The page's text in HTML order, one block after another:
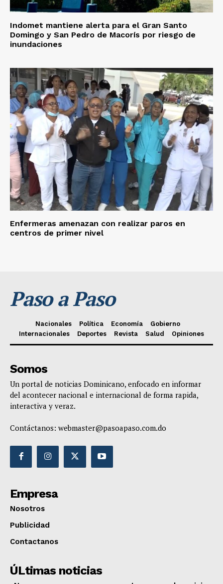
Indomet mantiene alerta para el Gran Santo
Domingo y San Pedro de Macorís por riesgo de
inundaciones
Enfermeras amenazan con realizar paros en
centros de primer nivel
Paso a Paso
Nacionales Política Economía
Gobierno
Internacionales
Deportes Revista Salud Opiniones
Somos
Un portal de noticias Dominicano, enfocado en informar
del acontecer nacional e internacional de forma rapida,
interactiva y veraz.
Contáctanos: webmaster@pasoapaso.com.do
Empresa
Nosotros
Publicidad
Contactanos
ÚLtimas noticias